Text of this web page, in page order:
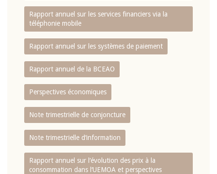
Rapport annuel sur les services financiers via la
téléphonie mobile
Rapport annuel sur les systèmes de paiement
Rapport annuel de la BCEAO
Perspectives économiques
Note trimestrielle de conjoncture
Note trimestrielle d‘information
Rapport annuel sur l‘évolution des prix à la
consommation dans l‘UEMOA et perspectives